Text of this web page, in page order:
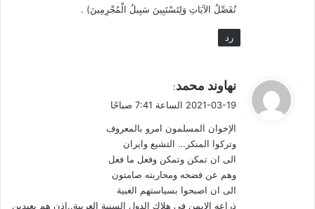
الظاهر أن رؤية الراشد لوضع العراق الصادم – على حد تعبيره
هو – لم تكن لديه قبل العودة إلى البلد بعد الاحتلال، وإنما
تكونت صورتها لاحقاً نتيجة الضربات المتلاحقة للأحداث. وهو
(الجماعة)؛ فيمكنه بشي من الجهد أن يرصد الخلل الخطير
الذي تعاني منه جماعته أنى أقام، وأينما سافر فزار أفرادها
أحد أصدقائي، وهو من (الإخوان)، سافر خارج العراق قبيل الاحتلال
سنة 2003 بقليل، والتقى أ. محمد أحمد الراشد. عبّر لي عن صدمته
من التصورات الحالمة التي وجدها لديه عن الوضع في العراق. يقول:
كنت أستمع إليه وهو يحدثني عن دعوة (الإخوان) ومدى انتشارها في
نُفَصِّلُ الآيَاتِ وَلِتَسْتَبِينَ سَبِيلُ الْمُجْرِمِينَ) .
رد
ي
ل
نهاوند محمد:
2021-03-19 الساعة 7:41 صباحًا
الإخوان المسلمون امرو بالمعروف
وتركوا المنكر… التشيع وايران
الى ان تمكن وتمكن وفعل ما فعل
وهم عن فضحه ومحاربته صامتون
الى ان اصبحوا بسياستهم الغبية
ذراعه الايمن في هلاك الدول السنية العربية..اذن هم بعيدين